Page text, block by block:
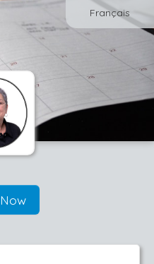
Français